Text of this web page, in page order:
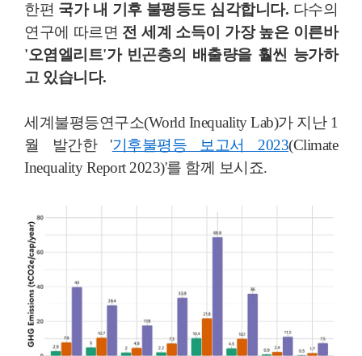
한편 국가 내 기후 불평등도 심각합니다. 다수의
연구에 따르면 전 세계 소득이 가장 높은 이른바
'오염엘리트'가 빈곤층의 배출량을 훨씬 능가하
고 있습니다.
세계불평등연구소(World Inequality Lab)가 지난 1
월 발간한 '기후불평등 보고서 2023(Climate
Inequality Report 2023)'를 함께 보시죠.